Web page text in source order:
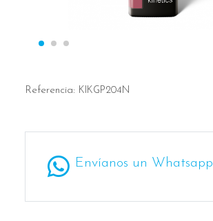
Referencia: KIKGP204N
Envíanos un Whatsapp